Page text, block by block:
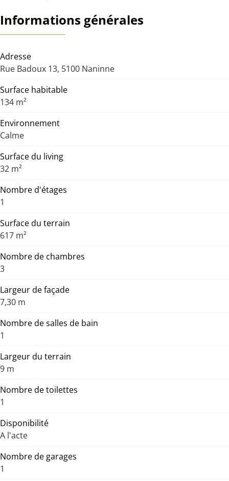
Informations générales
Adresse
Rue Badoux 13, 5100 Naninne
Surface habitable
134 m²
Environnement
Calme
Surface du living
32 m²
Nombre d'étages
1
Surface du terrain
617 m²
Nombre de chambres
3
Largeur de façade
7,30 m
Nombre de salles de bain
1
Largeur du terrain
9 m
Nombre de toilettes
1
Disponibilité
A l'acte
Nombre de garages
1